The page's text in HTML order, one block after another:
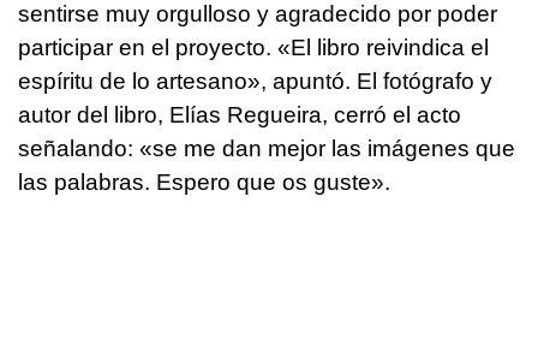
sentirse muy orgulloso y agradecido por poder
participar en el proyecto. «El libro reivindica el
espíritu de lo artesano», apuntó. El fotógrafo y
autor del libro, Elías Regueira, cerró el acto
señalando: «se me dan mejor las imágenes que
las palabras. Espero que os guste».